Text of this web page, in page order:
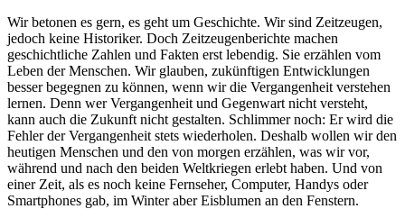
Wir betonen es gern, es geht um Geschichte. Wir sind Zeitzeugen,
jedoch keine Historiker. Doch Zeitzeugenberichte machen
geschichtliche Zahlen und Fakten erst lebendig. Sie erzählen vom
Leben der Menschen. Wir glauben, zukünftigen Entwicklungen
besser begegnen zu können, wenn wir die Vergangenheit verstehen
lernen. Denn wer Vergangenheit und Gegenwart nicht versteht,
kann auch die Zukunft nicht gestalten. Schlimmer noch: Er wird die
Fehler der Vergangenheit stets wiederholen. Deshalb wollen wir den
heutigen Menschen und den von morgen erzählen, was wir vor,
während und nach den beiden Weltkriegen erlebt haben. Und von
einer Zeit, als es noch keine Fernseher, Computer, Handys oder
Smartphones gab, im Winter aber Eisblumen an den Fenstern.